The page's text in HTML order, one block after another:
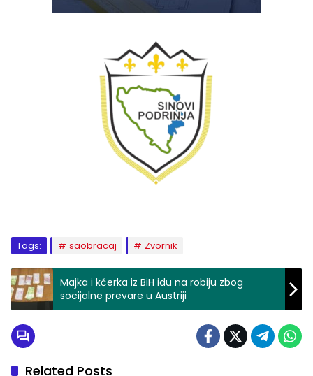
Tags: saobracaj Zvornik
Majka i kćerka iz BiH idu na robiju zbog
socijalne prevare u Austriji
Related Posts